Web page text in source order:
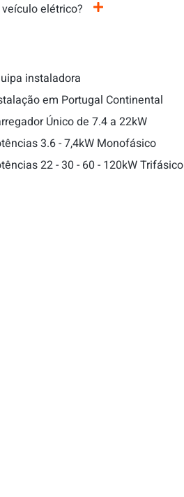
elétrico?
instaladora
em Portugal Continental
Único de 7.4 a 22kW
3.6 - 7,4kW Monofásico
22 - 30 - 60 - 120kW Trifásico